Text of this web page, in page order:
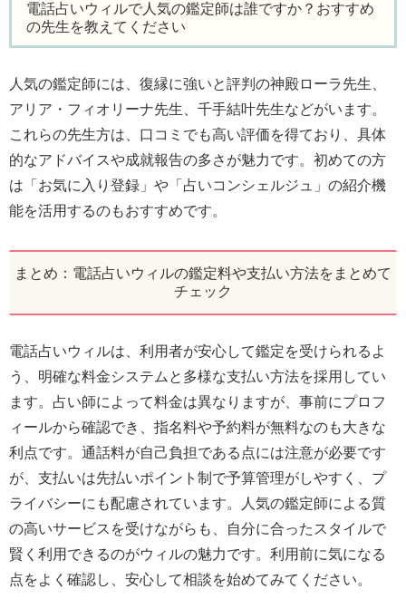
電話占いウィルで人気の鑑定師は誰ですか？おすすめ
の先生を教えてください
人気の鑑定師には、復縁に強いと評判の神殿ローラ先生、
アリア・フィオリーナ先生、千手結叶先生などがいます。
これらの先生方は、口コミでも高い評価を得ており、具体
的なアドバイスや成就報告の多さが魅力です。初めての方
は「お気に入り登録」や「占いコンシェルジュ」の紹介機
能を活用するのもおすすめです。
まとめ：電話占いウィルの鑑定料や支払い方法をまとめて
チェック
電話占いウィルは、利用者が安心して鑑定を受けられるよ
う、明確な料金システムと多様な支払い方法を採用してい
ます。占い師によって料金は異なりますが、事前にプロフ
ィールから確認でき、指名料や予約料が無料なのも大きな
利点です。通話料が自己負担である点には注意が必要です
が、支払いは先払いポイント制で予算管理がしやすく、プ
ライバシーにも配慮されています。人気の鑑定師による質
の高いサービスを受けながらも、自分に合ったスタイルで
賢く利用できるのがウィルの魅力です。利用前に気になる
点をよく確認し、安心して相談を始めてみてください。